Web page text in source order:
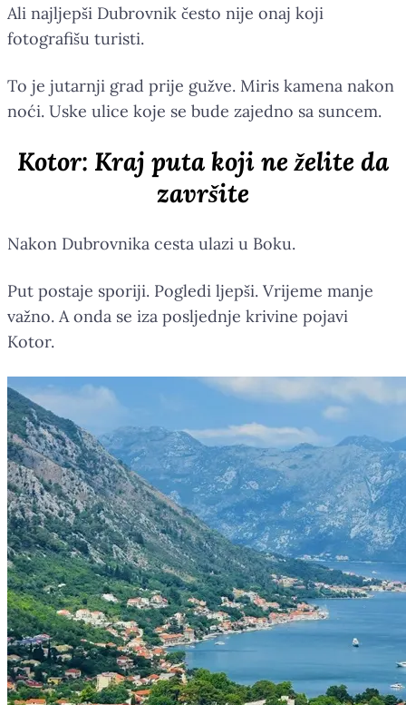
Ali najljepši Dubrovnik često nije onaj koji
fotografišu turisti.
To je jutarnji grad prije gužve. Miris kamena nakon
noći. Uske ulice koje se bude zajedno sa suncem.
Kotor: Kraj puta koji ne želite da
završite
Nakon Dubrovnika cesta ulazi u Boku.
Put postaje sporiji. Pogledi ljepši. Vrijeme manje
važno. A onda se iza posljednje krivine pojavi
Kotor.